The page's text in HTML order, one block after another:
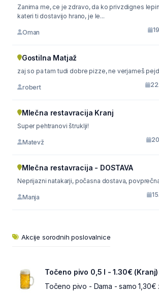
Zanima me, ce je zdravo, da ko privzdignes
kateri ti dostavijo hrano, je le...
Oman
Gostilna Matjaž
zaj so pa tam tudi dobre pizze, ne verjameš
robert
Mlečna restavracija Kranj
Super pehtranovi štruklji!
Matevž
Mlečna restavracija - DOSTAVA
Neprijazni natakarji, počasna dostava,
Manja
Akcije sorodnih poslovalnice
Točeno pivo 0,5 l - 1.30€ (Kranj)
Točeno pivo - Dama - samo 1,30€